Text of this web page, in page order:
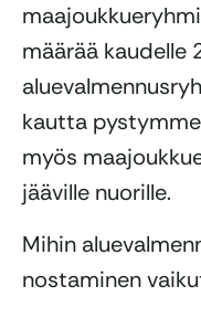
määrää kaudelle
kautta
myös
jääville nuorille.
Mihin
nostaminen